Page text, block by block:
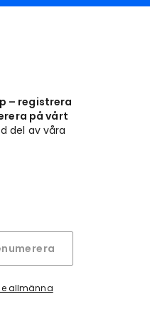
– registrera
på vårt
del av våra
allmänna